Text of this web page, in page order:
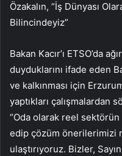
Özakalın, “İş Dünyası
Bilincindeyiz”
Bakan Kacır’ı ETSO’da
duyduklarını ifade eden
ve kalkınması için
yaptıkları çalışmalardan
“Oda olarak reel sektörün
edip çözüm önerilerimizi
ulaştırıyoruz. Bizler,